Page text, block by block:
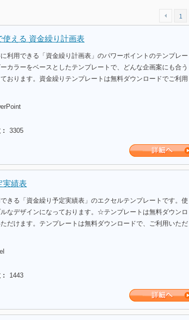
1
使える 資金繰り計画表
利用できる「資金繰り計画表」のパワーポイントのテンプレー
カラーをベースとしたテンプレートで、どんな企画案にも合う
おります。資金繰りテンプレートは無料ダウンロードでご利用
3305
実績表
きる「資金繰り予定実績表」のエクセルテンプレートです。使
なデザインになっております。☆テンプレートは無料ダウンロ
だけます。テンプレートは無料ダウンロードで、ご利用いただ
1443